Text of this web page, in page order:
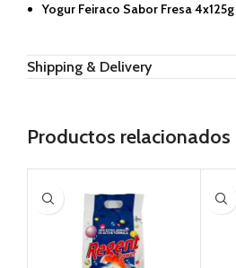
Yogur Feiraco Sabor Fresa 4x125g
Shipping & Delivery
Productos relacionados